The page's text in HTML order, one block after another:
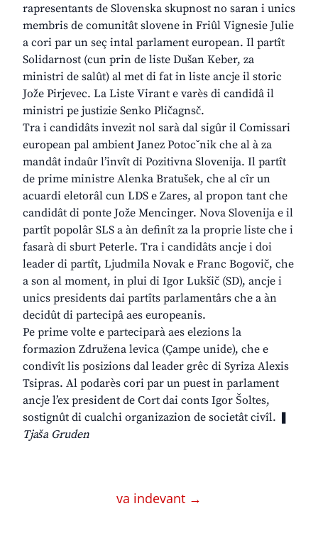
rapresentants de Slovenska skupnost no saran i unics
membris de comunitât slovene in Friûl Vignesie Julie
a cori par un seç intal parlament european. Il partît
Solidarnost (cun prin de liste Dušan Keber, za
ministri de salût) al met di fat in liste ancje il storic
Jože Pirjevec. La Liste Virant e varès di candidâ il
ministri pe justizie Senko Pličagnsč.
Tra i candidâts invezit nol sarà dal sigûr il Comissari
european pal ambient Janez Potocˇnik che al à za
mandât indaûr l’invît di Pozitivna Slovenija. Il partît
de prime ministre Alenka Bratušek, che al cîr un
acuardi eletorâl cun LDS e Zares, al propon tant che
candidât di ponte Jože Mencinger. Nova Slovenija e il
partît popolâr SLS a àn definît za la proprie liste che i
fasarà di sburt Peterle. Tra i candidâts ancje i doi
leader di partît, Ljudmila Novak e Franc Bogovič, che
a son al moment, in plui di Igor Lukšič (SD), ancje i
unics presidents dai partîts parlamentârs che a àn
decidût di partecipâ aes europeanis.
Pe prime volte e parteciparà aes elezions la
formazion Združena levica (Çampe unide), che e
condivît lis posizions dal leader grêc di Syriza Alexis
Tsipras. Al podarès cori par un puest in parlament
ancje l’ex president de Cort dai conts Igor Šoltes,
sostignût di cualchi organizazion de societât civîl. ❚
Tjaša Gruden
va indevant →